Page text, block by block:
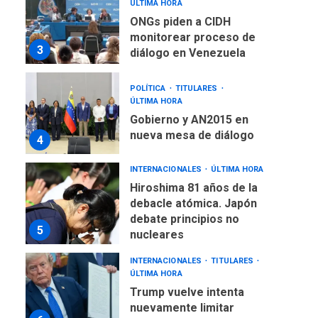
4
Gobierno y AN2015 en
nueva mesa de diálogo
5
Hiroshima 81 años de la
debacle atómica. Japón
debate principios no
nucleares
6
ÚLTIMA HORA
Trump vuelve intenta
nuevamente limitar
ciudadanía por nacimiento
7
GUERRA EN EL MUNDO
TITULARES
ÚLTIMA HORA
Ucrania y Rusia intensifican
ofensivas de largo alcance